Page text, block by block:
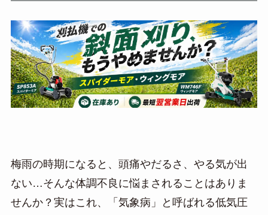
梅雨の時期になると、頭痛やだるさ、やる気が出
ない…そんな体調不良に悩まされることはありま
せんか？実はこれ、「気象病」と呼ばれる低気圧